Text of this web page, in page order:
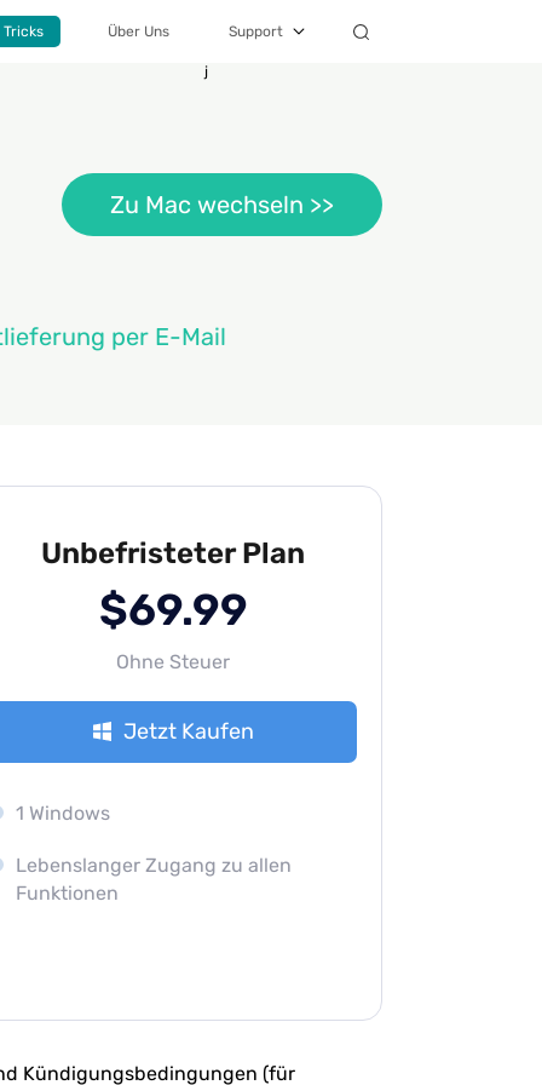
Tricks Über Uns Support
j
Zu Mac wechseln >>
per E-Mail
Unbefristeter Plan
$69.99
Ohne Steuer
Jetzt Kaufen
1 Windows
Lebenslanger Zugang zu allen
Funktionen
Kündigungsbedingungen (für